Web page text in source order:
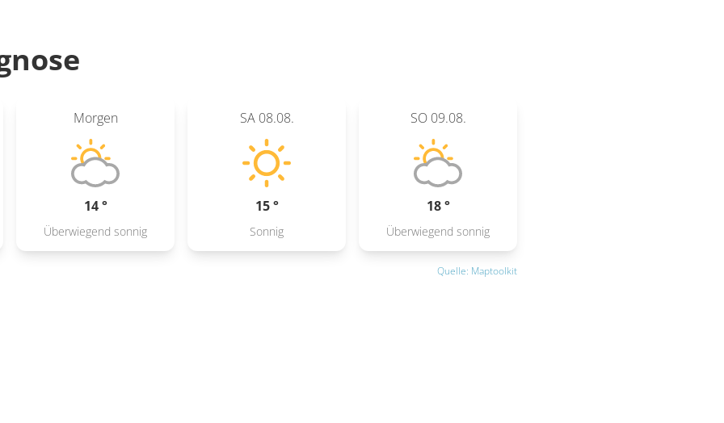
Morgen
14 °
Überwiegend sonnig
SA 08.08.
15 °
Sonnig
SO 09.08.
18 °
Überwiegend sonnig
Quelle: Maptoolkit